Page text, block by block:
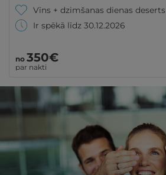
Vīns + dzimšanas dienas deserts
Ir spēkā līdz 30.12.2026
no 350€
par nakti